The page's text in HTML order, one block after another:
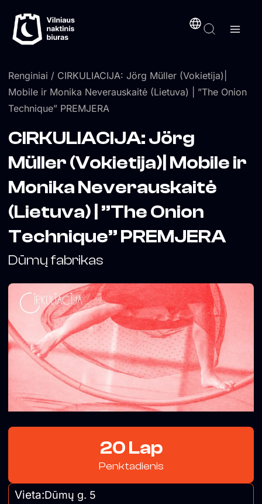
prie
turinio
Renginiai / CIRKULIACIJA: Jörg Müller (Vokietija)|
Mobile ir Monika Neverauskaitė (Lietuva) | ”The Onion
Technique” PREMJERA
CIRKULIACIJA: Jörg
Müller (Vokietija)| Mobile ir
Monika Neverauskaitė
(Lietuva) | ”The Onion
Technique” PREMJERA
Dūmų fabrikas
20 Lap
Penktadienis
Vieta:Dūmų g. 5